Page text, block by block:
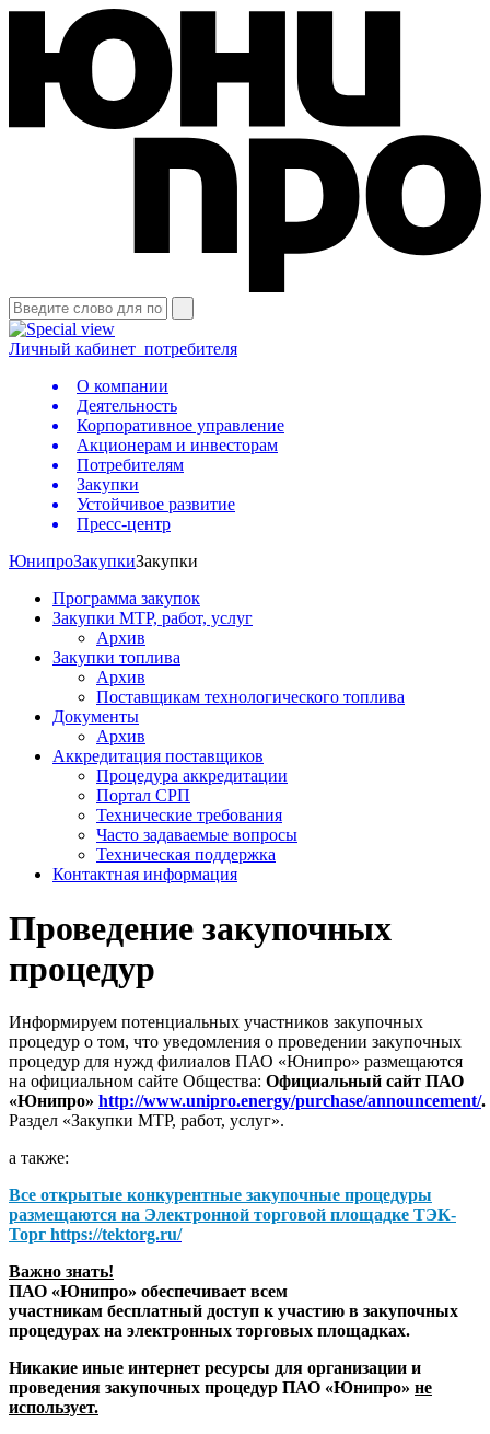
Личный кабинет потребителя
О компании
Деятельность
Корпоративное управление
Акционерам и инвесторам
Потребителям
Закупки
Устойчивое развитие
Пресс-центр
ЮнипроЗакупкиЗакупки
Программа закупок
Закупки МТР, работ, услуг
Архив
Закупки топлива
Архив
Поставщикам технологического топлива
Документы
Архив
Аккредитация поставщиков
Процедура аккредитации
Портал СРП
Технические требования
Часто задаваемые вопросы
Техническая поддержка
Контактная информация
Проведение закупочных
процедур
Информируем потенциальных участников закупочных
процедур о том, что уведомления о проведении закупочных
процедур для нужд филиалов ПАО «Юнипро» размещаются
на официальном сайте Общества: Официальный сайт ПАО
«Юнипро» http://www.unipro.energy/purchase/announcement/.
Раздел «Закупки МТР, работ, услуг».
а также:
Все открытые конкурентные закупочные процедуры
размещаются на Электронной торговой площадке ТЭК-
Торг https://tektorg.ru/
Важно знать!
ПАО «Юнипро» обеспечивает всем
участникам бесплатный доступ к участию в закупочных
процедурах на электронных торговых площадках.
Никакие иные интернет ресурсы для организации и
проведения закупочных процедур ПАО «Юнипро» не
использует.